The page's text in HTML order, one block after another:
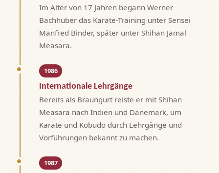
Im Alter von 17 Jahren begann Werner
Bachhuber das Karate-Training unter Sensei
Manfred Binder, später unter Shihan Jamal
Measara.
1986
Internationale Lehrgänge
Bereits als Braungurt reiste er mit Shihan
Measara nach Indien und Dänemark, um
Karate und Kobudo durch Lehrgänge und
Vorführungen bekannt zu machen.
1987